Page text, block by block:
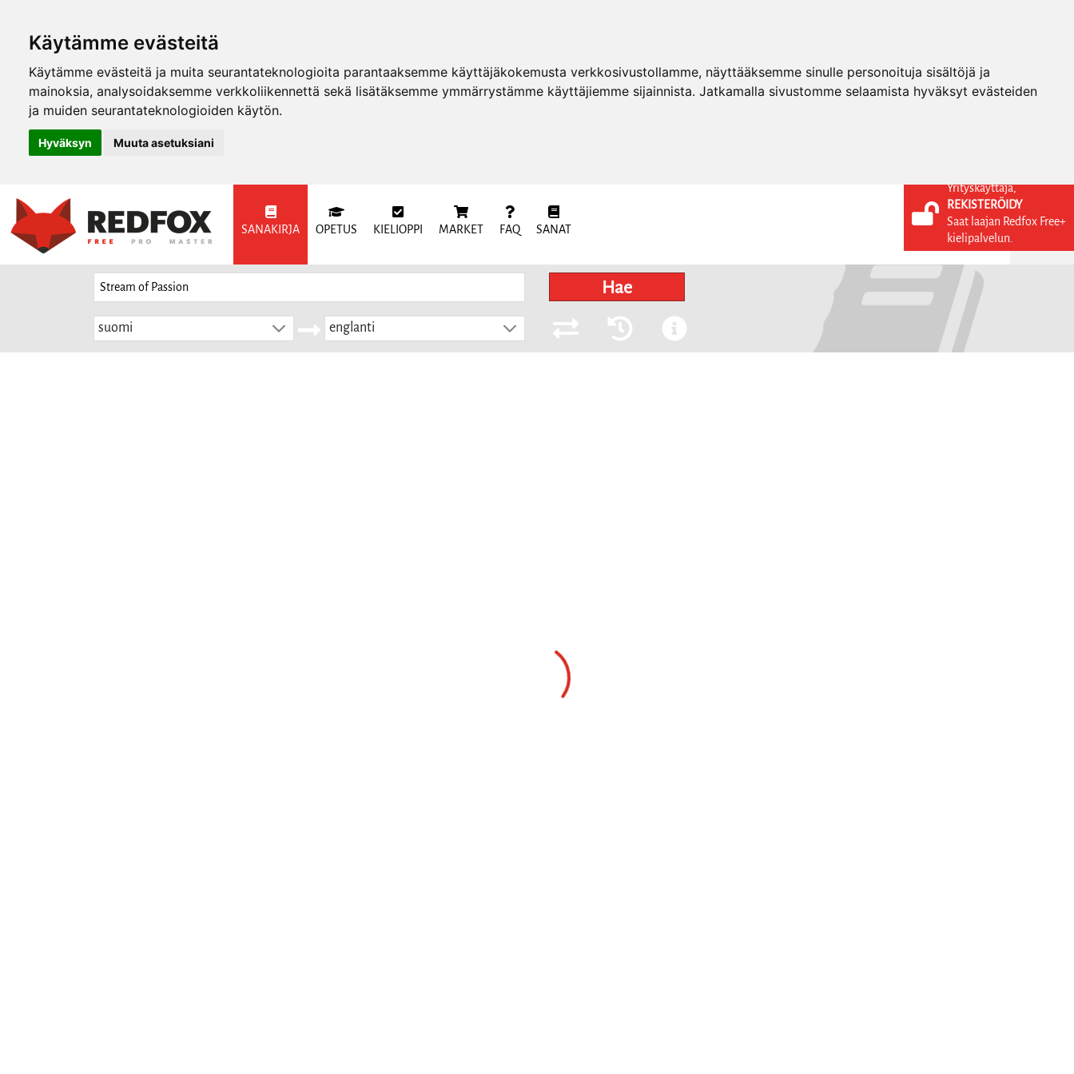
Käytämme evästeitä
Käytämme evästeitä ja muita seurantateknologioita parantaaksemme käyttäjäkokemusta verkkosivustollamme, näyttääksemme sinulle personoituja sisältöjä ja
mainoksia, analysoidaksemme verkkoliikennettä sekä lisätäksemme ymmärrystämme käyttäjiemme sijainnista. Jatkamalla sivustomme selaamista hyväksyt evästeiden
ja muiden seurantateknologioiden käytön.
Hyväksyn Muuta asetuksiani
SANAKIRJA OPETUS KIELIOPPI MARKET FAQ SANAT
KIRJAUDU SISÄÄN
REKISTERÖIDY
Hae
suomi englanti
Yrityskäyttäjä,
REKISTERÖIDY
Saat laajan Redfox Free+
kielipalvelun.